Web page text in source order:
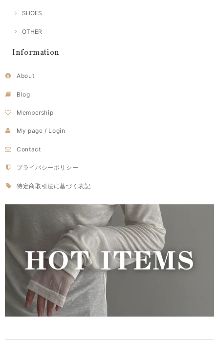
SHOES
OTHER
Information
About
Blog
Membership
My page / Login
Contact
プライバシーポリシー
特定商取引法に基づく表記